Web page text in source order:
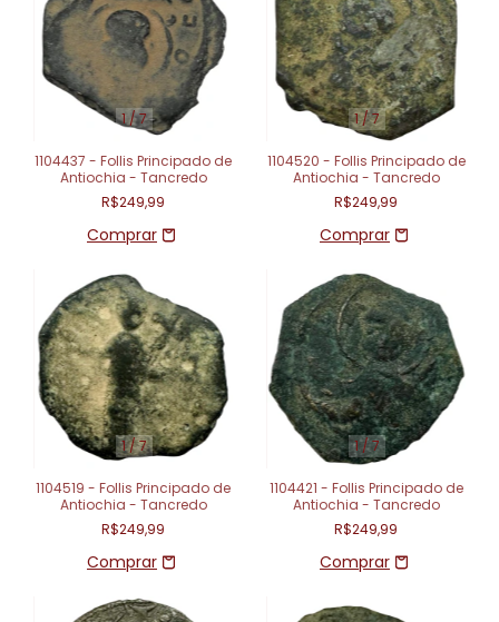
1/7
1104437 - Follis Principado de
Antiochia - Tancredo
R$249,99
1/7
1104520 - Follis Principado de
Antiochia - Tancredo
R$249,99
1/7
1104519 - Follis Principado de
Antiochia - Tancredo
R$249,99
1/7
1104421 - Follis Principado de
Antiochia - Tancredo
R$249,99